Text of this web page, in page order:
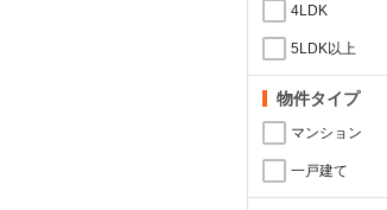
4LDK
5LDK以上
物件タイプ
マンション
一戸建て